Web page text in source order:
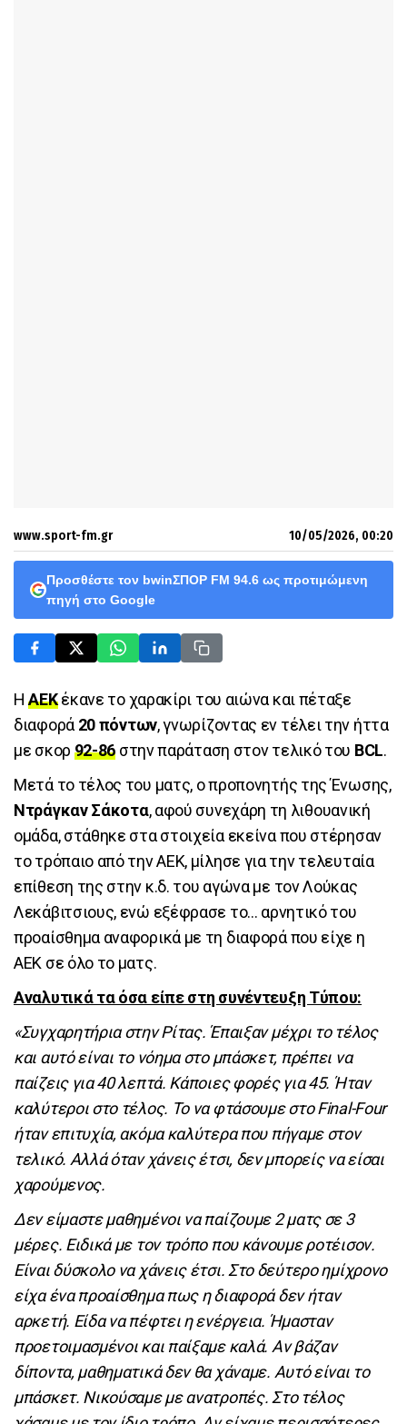
www.sport-fm.gr 10/05/2026, 00:20
Προσθέστε τον bwinΣΠΟΡ FM 94.6 ως προτιμώμενη
πηγή στο Google
HAEKέκανε το χαρακίρι του αιώνα και πέταξε
διαφορά 20 πόντων, γνωρίζοντας εν τέλει την ήττα
με σκορ 92-86 στην παράταση στον τελικό του BCL.
Μετά το τέλος του ματς, ο προπονητής της Ένωσης,
Ντράγκαν Σάκοτα, αφού συνεχάρη τη λιθουανική
ομάδα, στάθηκε στα στοιχεία εκείνα που στέρησαν
το τρόπαιο από την ΑΕΚ, μίλησε για την τελευταία
επίθεση της στην κ.δ. του αγώνα με τον Λούκας
Λεκάβιτσιους, ενώ εξέφρασε το... αρνητικό του
προαίσθημα αναφορικά με τη διαφορά που είχε η
ΑΕΚ σε όλο το ματς.
Αναλυτικά τα όσα είπε στη συνέντευξη Τύπου:
«Συγχαρητήρια στην Ρίτας. Έπαιξαν μέχρι το τέλος
και αυτό είναι το νόημα στο μπάσκετ, πρέπει να
παίζεις για 40 λεπτά. Κάποιες φορές για 45. Ήταν
καλύτεροι στο τέλος. Το να φτάσουμε στο Final-Four
ήταν επιτυχία, ακόμα καλύτερα που πήγαμε στον
τελικό. Αλλά όταν χάνεις έτσι, δεν μπορείς να είσαι
χαρούμενος.
Δεν είμαστε μαθημένοι να παίζουμε 2 ματς σε 3
μέρες. Ειδικά με τον τρόπο που κάνουμε ροτέισον.
Είναι δύσκολο να χάνεις έτσι. Στο δεύτερο ημίχρονο
είχα ένα προαίσθημα πως η διαφορά δεν ήταν
αρκετή. Είδα να πέφτει η ενέργεια. Ήμασταν
προετοιμασμένοι και παίξαμε καλά. Αν βάζαν
δίποντα, μαθηματικά δεν θα χάναμε. Αυτό είναι το
μπάσκετ. Νικούσαμε με ανατροπές. Στο τέλος